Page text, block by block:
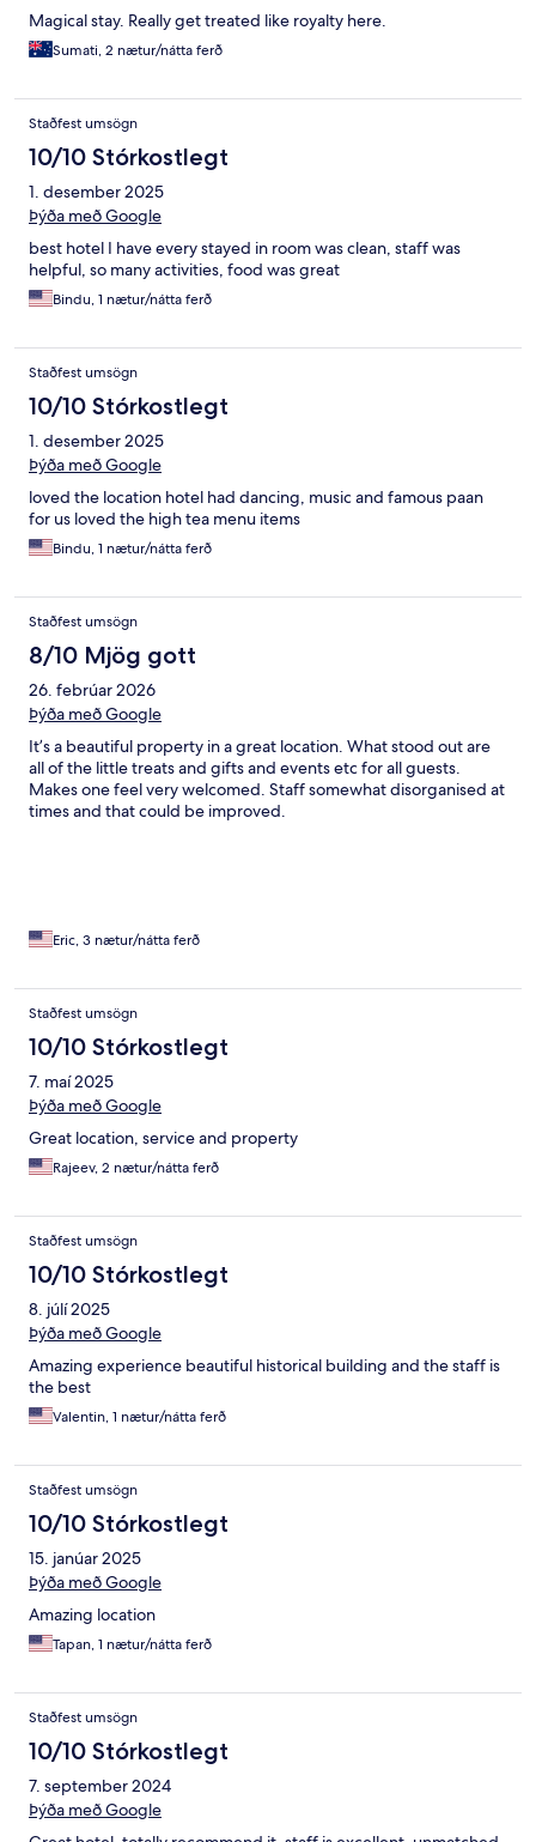
Magical stay. Really get treated like royalty here.
Sumati, 2 nætur/nátta ferð
Staðfest umsögn
10/10 Stórkostlegt
1. desember 2025
Þýða með Google
best hotel I have every stayed in room was clean, staff was
helpful, so many activities, food was great
Bindu, 1 nætur/nátta ferð
Staðfest umsögn
10/10 Stórkostlegt
1. desember 2025
Þýða með Google
loved the location hotel had dancing, music and famous paan
for us loved the high tea menu items
Bindu, 1 nætur/nátta ferð
Staðfest umsögn
8/10 Mjög gott
26. febrúar 2026
Þýða með Google
It’s a beautiful property in a great location. What stood out are
all of the little treats and gifts and events etc for all guests.
Makes one feel very welcomed. Staff somewhat disorganised at
times and that could be improved.
Eric, 3 nætur/nátta ferð
Staðfest umsögn
10/10 Stórkostlegt
7. maí 2025
Þýða með Google
Great location, service and property
Rajeev, 2 nætur/nátta ferð
Staðfest umsögn
10/10 Stórkostlegt
8. júlí 2025
Þýða með Google
Amazing experience beautiful historical building and the staff is
the best
Valentin, 1 nætur/nátta ferð
Staðfest umsögn
10/10 Stórkostlegt
15. janúar 2025
Þýða með Google
Amazing location
Tapan, 1 nætur/nátta ferð
Staðfest umsögn
10/10 Stórkostlegt
7. september 2024
Þýða með Google